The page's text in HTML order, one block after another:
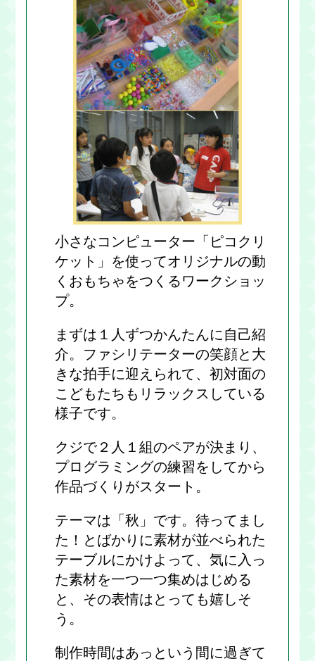
小さなコンピューター「ピコクリ
ケット」を使ってオリジナルの動
くおもちゃをつくるワークショッ
プ。
まずは１人ずつかんたんに自己紹
介。ファシリテーターの笑顔と大
きな拍手に迎えられて、初対面の
こどもたちもリラックスしている
様子です。
クジで２人１組のペアが決まり、
プログラミングの練習をしてから
作品づくりがスタート。
テーマは「秋」です。待ってまし
た！とばかりに素材が並べられた
テーブルにかけよって、気に入っ
た素材を一つ一つ集めはじめる
と、その表情はとっても嬉しそ
う。
制作時間はあっという間に過ぎて